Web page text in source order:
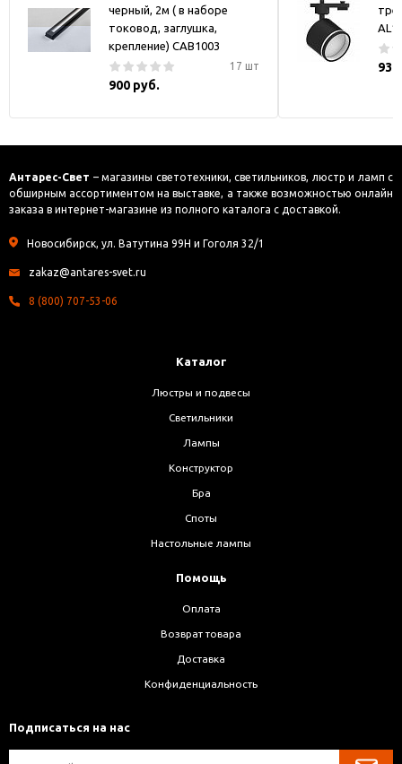
черный, 2м ( в наборе
токовод, заглушка,
крепление) CAB1003
17 шт
900 руб.
Антарес-Свет – магазины светотехники, светильников, люстр и ламп с
обширным ассортиментом на выставке, а также возможностью онлайн
заказа в интернет-магазине из полного каталога с доставкой.
Новосибирск, ул. Ватутина 99Н и Гоголя 32/1
zakaz@antares-svet.ru
8 (800) 707-53-06
Каталог
Люстры и подвесы
Светильники
Лампы
Конструктор
Бра
Споты
Настольные лампы
Помощь
Оплата
Возврат товара
Доставка
Конфиденциальность
Подписаться на нас